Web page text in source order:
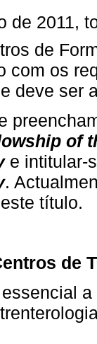
de
de
com os
deve ser
of
e intitular-
.
título.
de